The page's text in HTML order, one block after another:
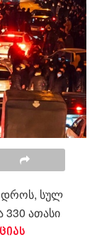
დროს, სულ
330 ათასი